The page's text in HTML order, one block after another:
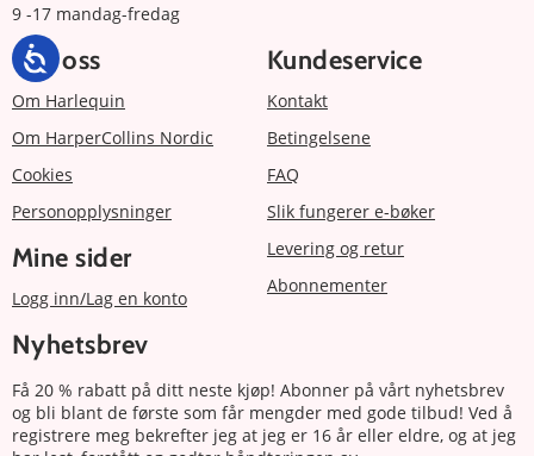
9 -17 mandag-fredag
Om oss
Om Harlequin
Om HarperCollins Nordic
Cookies
Personopplysninger
Mine sider
Logg inn/Lag en konto
Kundeservice
Kontakt
Betingelsene
FAQ
Slik fungerer e-bøker
Levering og retur
Abonnementer
Nyhetsbrev
Få 20 % rabatt på ditt neste kjøp! Abonner på vårt nyhetsbrev
og bli blant de første som får mengder med gode tilbud! Ved å
registrere meg bekrefter jeg at jeg er 16 år eller eldre, og at jeg